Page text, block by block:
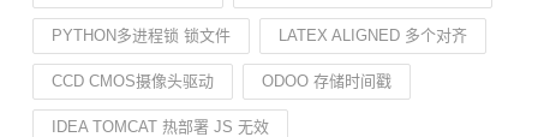
PYTHON多进程锁 锁文件 LATEX ALIGNED 多个对齐
CCD CMOS摄像头驱动 ODOO 存储时间戳
IDEA TOMCAT 热部署 JS 无效